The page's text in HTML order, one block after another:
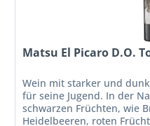
Matsu El Picaro D.O.
Wein mit starker und
für seine Jugend. In der
schwarzen Früchten, wie
Heidelbeeren, roten